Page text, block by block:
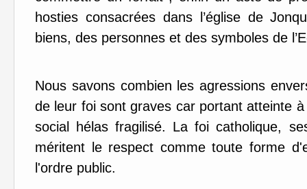
hosties consacrées dans l’église de
biens, des personnes et des symboles de
Nous savons combien les agressions
de leur foi sont graves car portant atteinte
social hélas fragilisé. La foi catholique,
méritent le respect comme toute forme
l'ordre public.